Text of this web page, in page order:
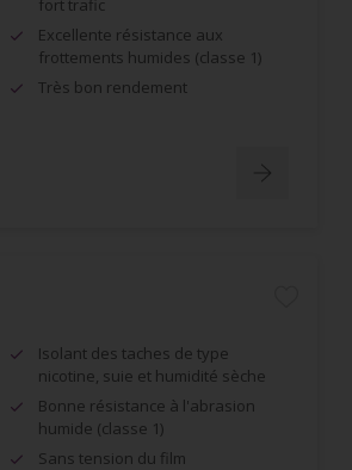
fort trafic
Excellente résistance aux
frottements humides (classe 1)
Très bon rendement
Isolant des taches de type
nicotine, suie et humidité sèche
Bonne résistance à l'abrasion
humide (classe 1)
Sans tension du film